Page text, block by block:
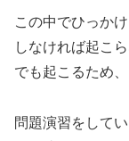
この中でひっか
しなければ起こ
でも起こるため
問題演習をして